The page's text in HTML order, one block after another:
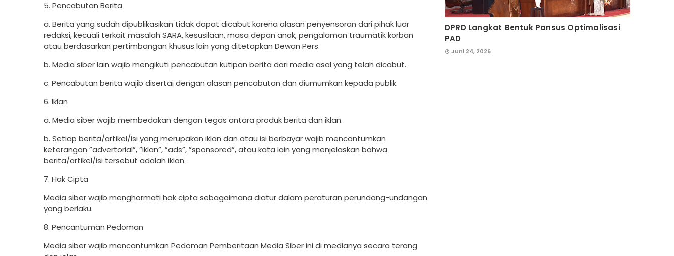
5. Pencabutan Berita
a. Berita yang sudah dipublikasikan tidak dapat dicabut karena alasan penyensoran dari pihak luar
redaksi, kecuali terkait masalah SARA, kesusilaan, masa depan anak, pengalaman traumatik korban
atau berdasarkan pertimbangan khusus lain yang ditetapkan Dewan Pers.
b. Media siber lain wajib mengikuti pencabutan kutipan berita dari media asal yang telah dicabut.
c. Pencabutan berita wajib disertai dengan alasan pencabutan dan diumumkan kepada publik.
6. Iklan
a. Media siber wajib membedakan dengan tegas antara produk berita dan iklan.
b. Setiap berita/artikel/isi yang merupakan iklan dan atau isi berbayar wajib mencantumkan
keterangan ”advertorial”, ”iklan”, ”ads”, ”sponsored”, atau kata lain yang menjelaskan bahwa
berita/artikel/isi tersebut adalah iklan.
7. Hak Cipta
Media siber wajib menghormati hak cipta sebagaimana diatur dalam peraturan perundang-undangan
yang berlaku.
8. Pencantuman Pedoman
Media siber wajib mencantumkan Pedoman Pemberitaan Media Siber ini di medianya secara terang
DPRD Langkat Bentuk Pansus Optimalisasi
PAD
Juni 24, 2026